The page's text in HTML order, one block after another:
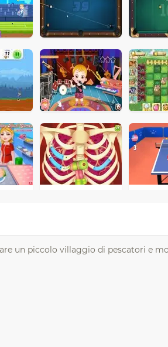
un piccolo villaggio di pescatori e